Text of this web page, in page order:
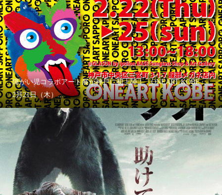
障がい児コラボアート展が神戸に初上陸！「ONEART KOBE」
2月21日（木）...